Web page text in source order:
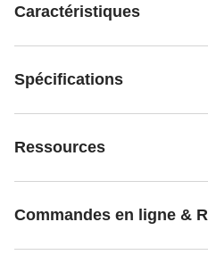
Caractéristiques
Spécifications
Ressources
Commandes en ligne &